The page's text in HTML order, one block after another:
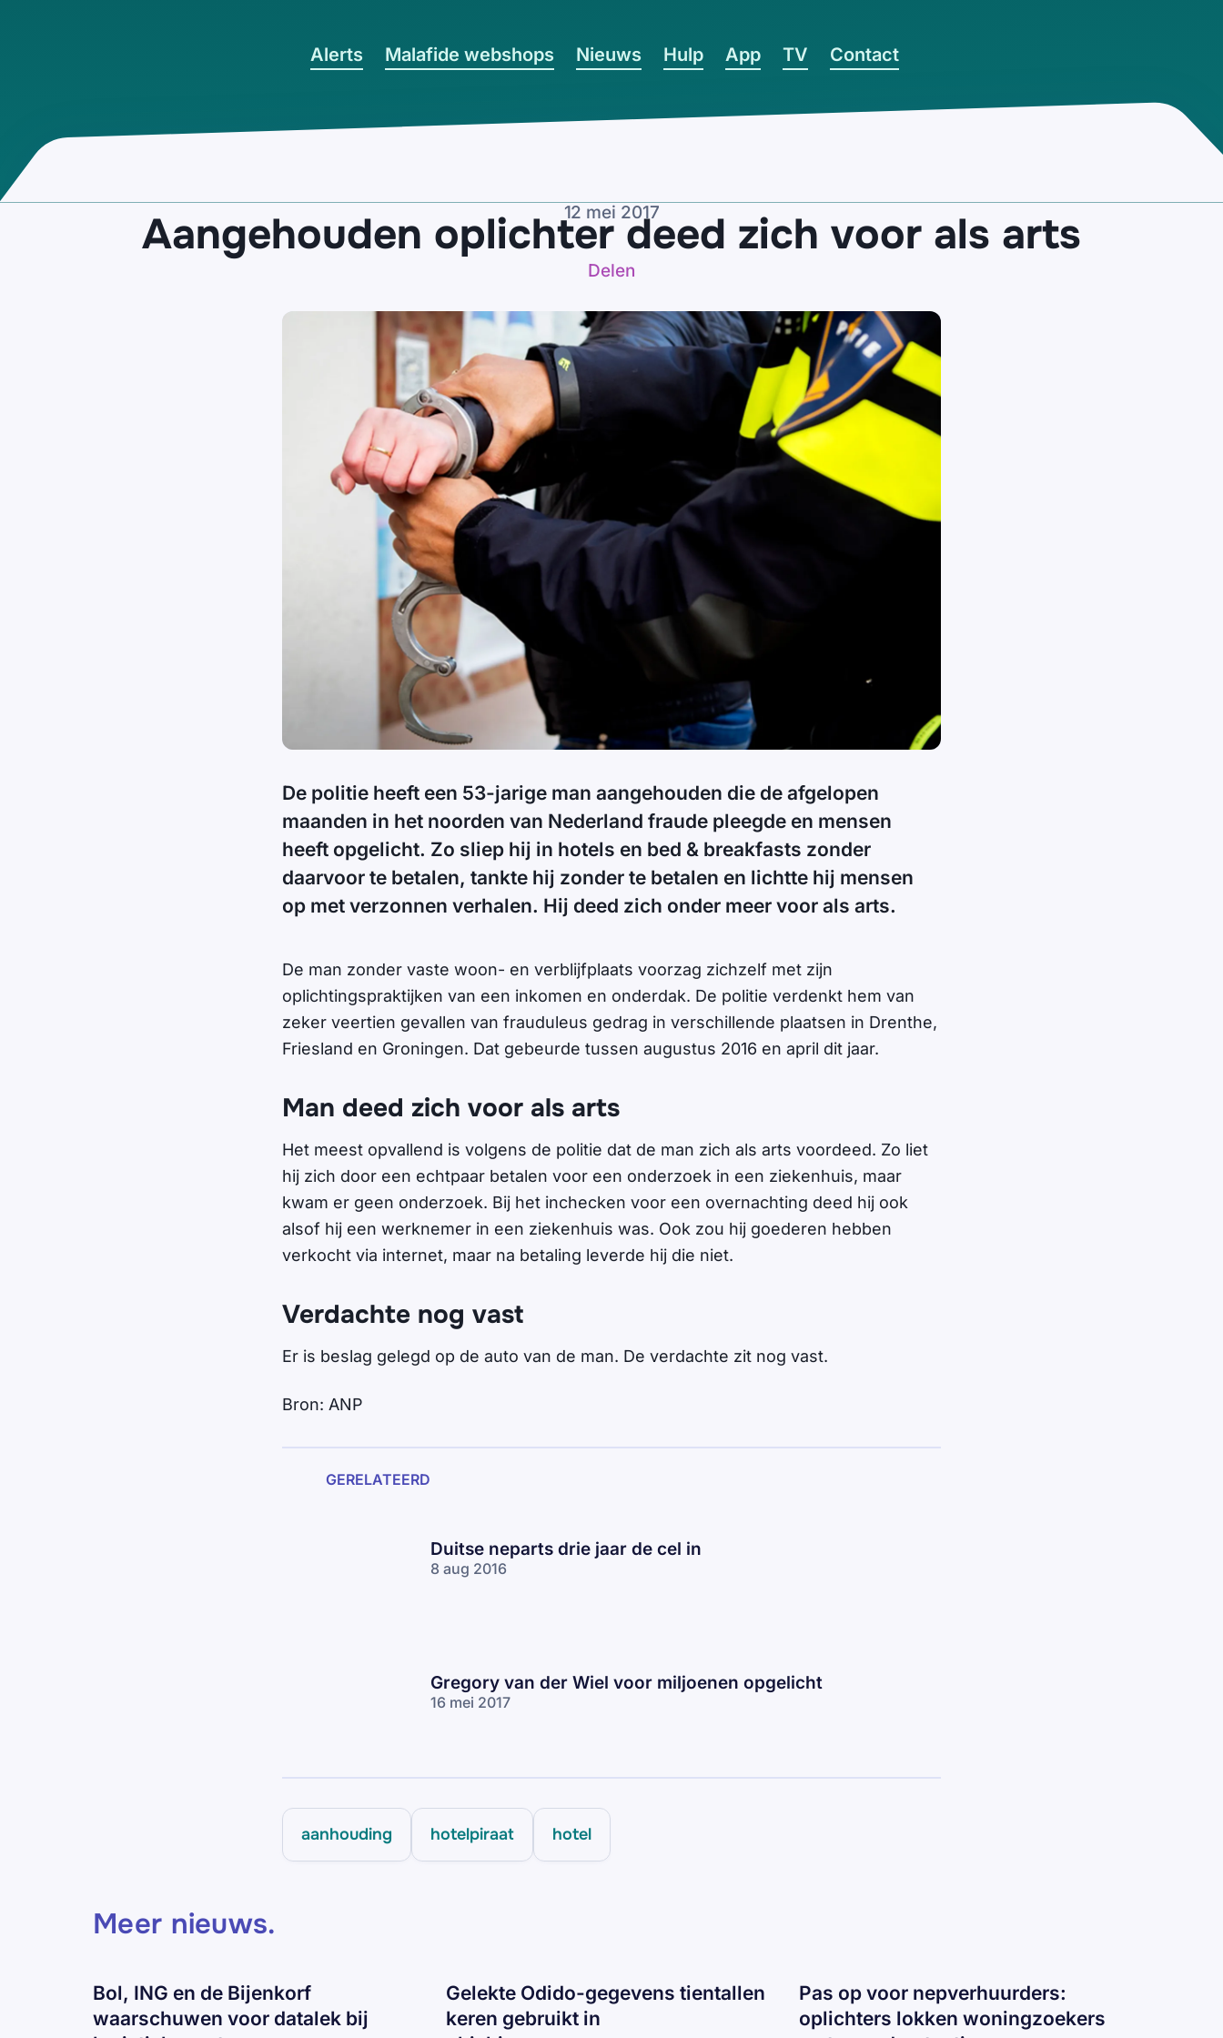
Alerts Malafide webshops Nieuws Hulp App TV Contact
12 mei 2017
Aangehouden oplichter deed zich voor als arts
Delen
De politie heeft een 53-jarige man aangehouden die de afgelopen
maanden in het noorden van Nederland fraude pleegde en mensen
heeft opgelicht. Zo sliep hij in hotels en bed & breakfasts zonder
daarvoor te betalen, tankte hij zonder te betalen en lichtte hij mensen
op met verzonnen verhalen. Hij deed zich onder meer voor als arts.
De man zonder vaste woon- en verblijfplaats voorzag zichzelf met zijn
oplichtingspraktijken van een inkomen en onderdak. De politie verdenkt hem van
zeker veertien gevallen van frauduleus gedrag in verschillende plaatsen in Drenthe,
Friesland en Groningen. Dat gebeurde tussen augustus 2016 en april dit jaar.
Man deed zich voor als arts
Het meest opvallend is volgens de politie dat de man zich als arts voordeed. Zo liet
hij zich door een echtpaar betalen voor een onderzoek in een ziekenhuis, maar
kwam er geen onderzoek. Bij het inchecken voor een overnachting deed hij ook
alsof hij een werknemer in een ziekenhuis was. Ook zou hij goederen hebben
verkocht via internet, maar na betaling leverde hij die niet.
Verdachte nog vast
Er is beslag gelegd op de auto van de man. De verdachte zit nog vast.
Bron: ANP
GERELATEERD
Duitse neparts drie jaar de cel in
8 aug 2016
Gregory van der Wiel voor miljoenen opgelicht
16 mei 2017
aanhouding hotelpiraat hotel
Meer nieuws.
Bol, ING en de Bijenkorf
waarschuwen voor datalek bij
Gelekte Odido-gegevens tientallen
keren gebruikt in
Pas op voor nepverhuurders:
oplichters lokken woningzoekers